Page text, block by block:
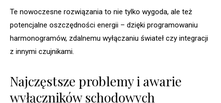
Te nowoczesne rozwiązania to nie tylko wygoda, ale też
potencjalne oszczędności energii – dzięki programowaniu
harmonogramów, zdalnemu wyłączaniu świateł czy integracji
z innymi czujnikami.
Najczęstsze problemy i awarie
wyłączników schodowych